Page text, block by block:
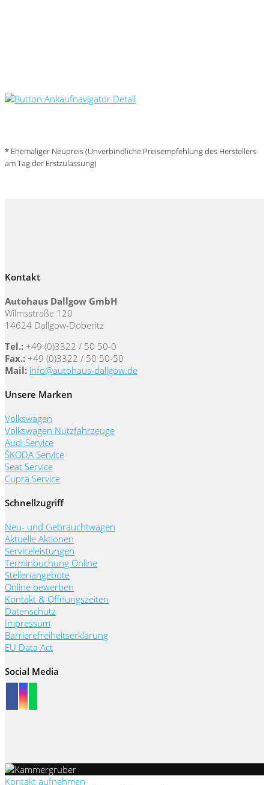
* Ehemaliger Neupreis (Unverbindliche Preisempfehlung des Herstellers
am Tag der Erstzulassung)
Kontakt
Autohaus Dallgow GmbH
Wilmsstraße 120
14624 Dallgow-Döberitz
Tel.: +49 (0)3322 / 50 50-0
Fax.: +49 (0)3322 / 50 50-50
Mail: info@autohaus-dallgow.de
Unsere Marken
Volkswagen
Volkswagen Nutzfahrzeuge
Audi Service
ŠKODA Service
Seat Service
Cupra Service
Schnellzugriff
Neu- und Gebrauchtwagen
Aktuelle Aktionen
Serviceleistungen
Terminbuchung Online
Stellenangebote
Online bewerben
Kontakt & Öffnungszeiten
Datenschutz
Impressum
Barrierefreiheitserklärung
EU Data Act
Social Media
Kontakt aufnehmen